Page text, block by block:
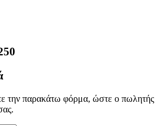
την παρακάτω φόρμα, ώστε ο πωλητής